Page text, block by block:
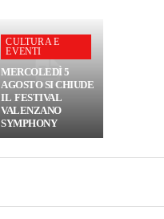
CULTURA E
EVENTI
MERCOLEDÌ 5
AGOSTO SI CHIUDE
IL FESTIVAL
VALENZANO
SYMPHONY